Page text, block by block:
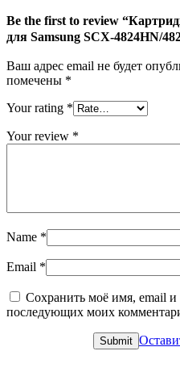
Be the first to review
для Samsung SCX-4824HN/
Ваш адрес email не будет
помечены *
Your rating *
Your review *
Name *
Email *
Сохранить моё имя, email и
последующих моих